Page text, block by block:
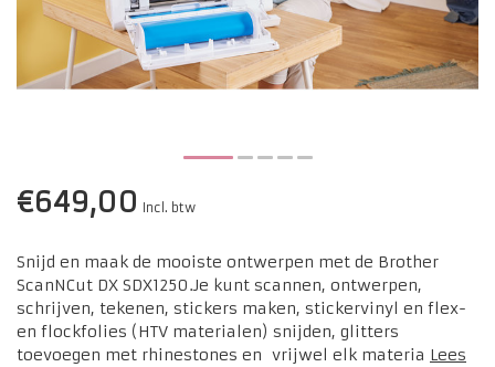
€649,00 Incl. btw
Snijd en maak de mooiste ontwerpen met de Brother
ScanNCut DX SDX1250.Je kunt scannen, ontwerpen,
schrijven, tekenen, stickers maken, stickervinyl en flex-
en flockfolies (HTV materialen) snijden, glitters
toevoegen met rhinestones en vrijwel elk materia Lees